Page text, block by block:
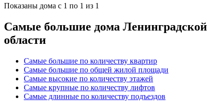
Показаны дома с 1 по 1 из 1
Самые большие дома Ленинградской
области
Самые большие по количеству квартир
Самые большие по общей жилой площади
Самые высокие по количеству этажей
Самые крупные по количеству лифтов
Самые длинные по количеству подъездов